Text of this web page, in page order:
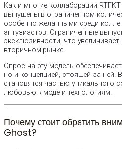
Как и многие коллаборации RTFKT
выпущены в ограниченном
особенно желанными среди
энтузиастов. Ограниченные
эксклюзивности, что увеличивает
вторичном рынке.
Спрос на эту модель
но и концепцией, стоящей за ней.
становятся частью уникального
любовью к моде и технологиям.
Почему стоит обратить
Ghost?